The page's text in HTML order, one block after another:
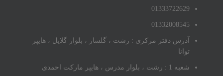
01333722629
01332008545
آدرس دفتر مرکزی : رشت ، گلسار ، بلوار گلایل ، هایپر
توانا
شعبه 1 : رشت ، بلوار مدرس ، هایپر مارکت احمدی